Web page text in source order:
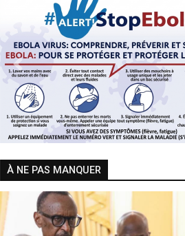
Previous
À NE PAS MANQUER